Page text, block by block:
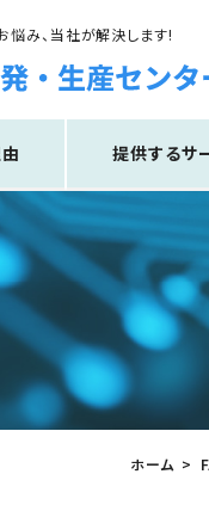
み、当社が解決します!
提供するサ
ホーム